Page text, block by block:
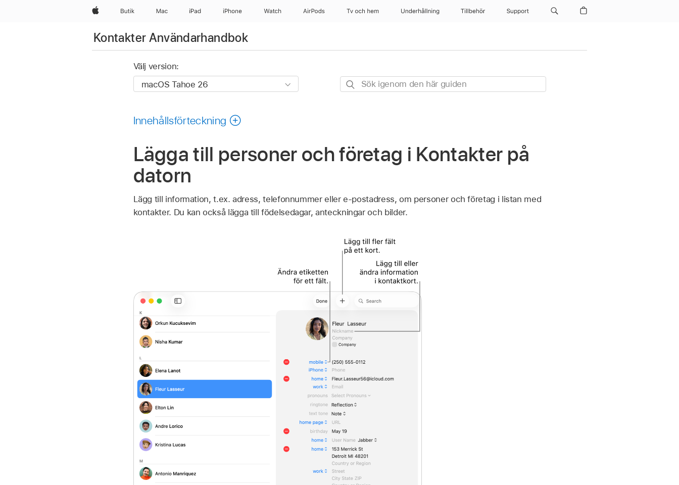
AppleButik Mac iPad iPhone Watch AirPods Tv och hem Underhållning Tillbehör Support
Kontakter Användarhandbok
Välj version:
Sök
Innehållsförteckning
Lägga till personer och företag i Kontakter på
datorn
Lägg till information, t.ex. adress, telefonnummer eller e-postadress, om personer och företag i listan med
kontakter. Du kan också lägga till födelsedagar, anteckningar och bilder.